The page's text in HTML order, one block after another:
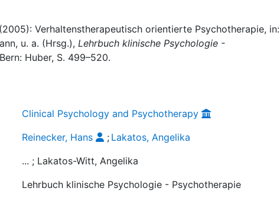
Verhaltenstherapeutisch orientierte Psychotherapie, in:
u. a. (Hrsg.), Lehrbuch klinische Psychologie -
Huber, S. 499–520.
Clinical Psychology and Psychotherapy
Reinecker, Hans ; Lakatos, Angelika
... ; Lakatos-Witt, Angelika
Lehrbuch klinische Psychologie - Psychotherapie